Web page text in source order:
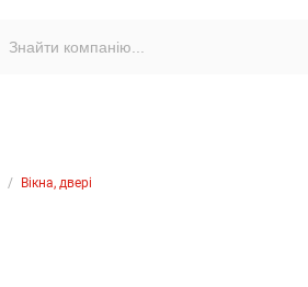
Вікна, двері